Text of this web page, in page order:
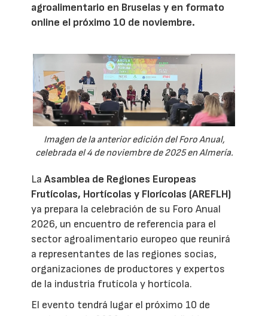
agroalimentario en Bruselas y en formato
online el próximo 10 de noviembre.
Imagen de la anterior edición del Foro Anual,
celebrada el 4 de noviembre de 2025 en Almería.
LaAsamblea de Regiones Europeas
Frutícolas, Hortícolas y Florícolas (AREFLH)
ya prepara la celebración de su Foro Anual
2026, un encuentro de referencia para el
sector agroalimentario europeo que reunirá
a representantes de las regiones socias,
organizaciones de productores y expertos
de la industria frutícola y hortícola.
El evento tendrá lugar el próximo 10 de